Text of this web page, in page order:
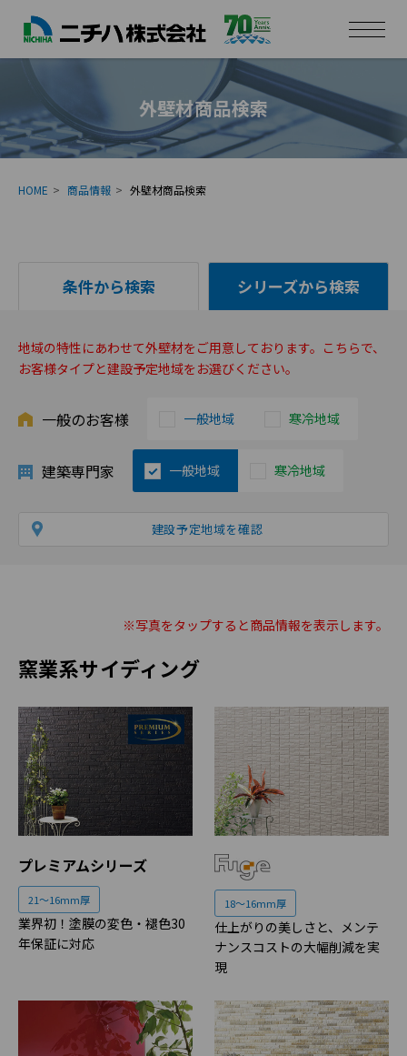
外壁材商品検索
HOME 商品情報 外壁材商品検索
条件から検索 シリーズから検索
地域の特性にあわせて外壁材をご用意しております。こちらで、
お客様タイプと建設予定地域をお選びください。
一般のお客様 一般地域 寒冷地域
建築専門家 一般地域 寒冷地域
建設予定地域を確認
※写真をタップすると商品情報を表示します。
窯業系サイディング
プレミアムシリーズ
21～16mm厚
業界初！塗膜の変色・褪色30
年保証に対応
18～16mm厚
仕上がりの美しさと、メンテ
ナンスコストの大幅削減を実
現